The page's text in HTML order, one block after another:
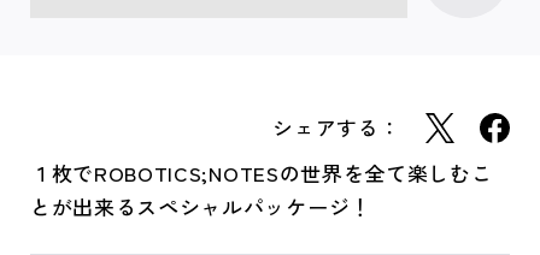
シェアする：
１枚でROBOTICS;NOTESの世界を全て楽しむこ
とが出来るスペシャルパッケージ！